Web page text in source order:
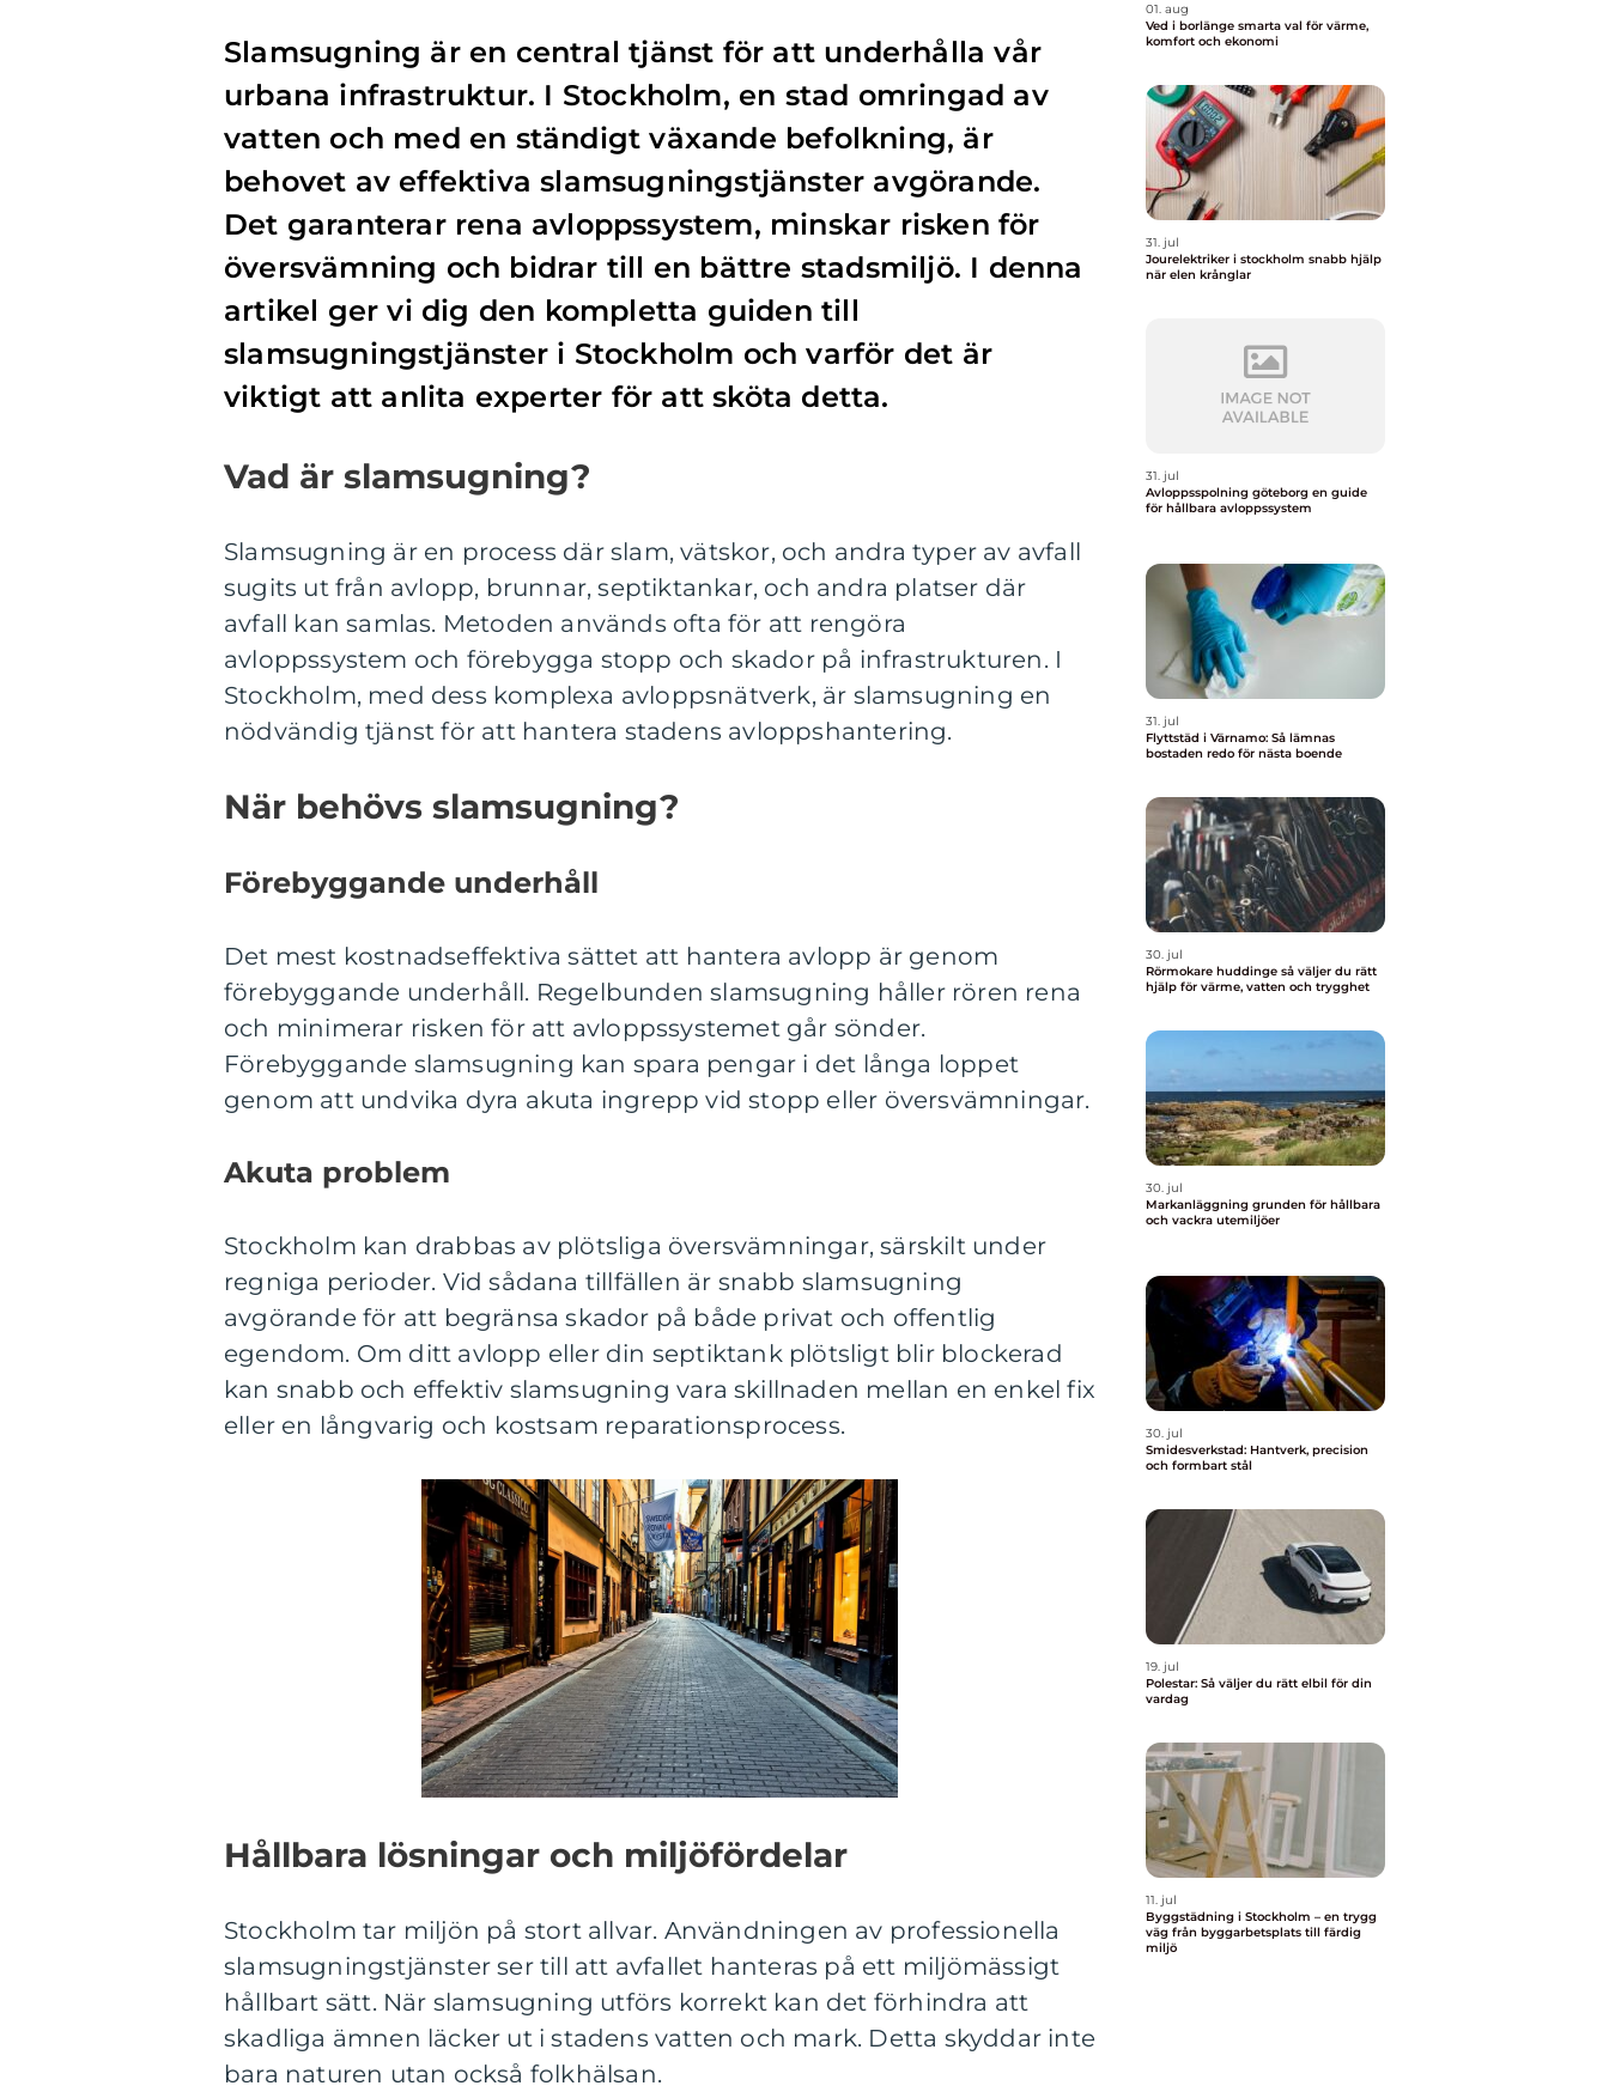
Slamsugning är en central tjänst för att underhålla vår
urbana infrastruktur. I Stockholm, en stad omringad av
vatten och med en ständigt växande befolkning, är
behovet av effektiva slamsugningstjänster avgörande.
Det garanterar rena avloppssystem, minskar risken för
översvämning och bidrar till en bättre stadsmiljö. I denna
artikel ger vi dig den kompletta guiden till
slamsugningstjänster i Stockholm och varför det är
viktigt att anlita experter för att sköta detta.
Vad är slamsugning?
Slamsugning är en process där slam, vätskor, och andra typer av avfall
sugits ut från avlopp, brunnar, septiktankar, och andra platser där
avfall kan samlas. Metoden används ofta för att rengöra
avloppssystem och förebygga stopp och skador på infrastrukturen. I
Stockholm, med dess komplexa avloppsnätverk, är slamsugning en
nödvändig tjänst för att hantera stadens avloppshantering.
När behövs slamsugning?
Förebyggande underhåll
Det mest kostnadseffektiva sättet att hantera avlopp är genom
förebyggande underhåll. Regelbunden slamsugning håller rören rena
och minimerar risken för att avloppssystemet går sönder.
Förebyggande slamsugning kan spara pengar i det långa loppet
genom att undvika dyra akuta ingrepp vid stopp eller översvämningar.
Akuta problem
Stockholm kan drabbas av plötsliga översvämningar, särskilt under
regniga perioder. Vid sådana tillfällen är snabb slamsugning
avgörande för att begränsa skador på både privat och offentlig
egendom. Om ditt avlopp eller din septiktank plötsligt blir blockerad
kan snabb och effektiv slamsugning vara skillnaden mellan en enkel fix
eller en långvarig och kostsam reparationsprocess.
Hållbara lösningar och miljöfördelar
Stockholm tar miljön på stort allvar. Användningen av professionella
slamsugningstjänster ser till att avfallet hanteras på ett miljömässigt
hållbart sätt. När slamsugning utförs korrekt kan det förhindra att
skadliga ämnen läcker ut i stadens vatten och mark. Detta skyddar inte
bara naturen utan också folkhälsan.
01. aug
Ved i borlänge smarta val för värme,
komfort och ekonomi
31. jul
Jourelektriker i stockholm snabb hjälp
när elen krånglar
31. jul
Avloppsspolning göteborg en guide
för hållbara avloppssystem
31. jul
Flyttstäd i Värnamo: Så lämnas
bostaden redo för nästa boende
30. jul
Rörmokare huddinge så väljer du rätt
hjälp för värme, vatten och trygghet
30. jul
Markanläggning grunden för hållbara
och vackra utemiljöer
30. jul
Smidesverkstad: Hantverk, precision
och formbart stål
19. jul
Polestar: Så väljer du rätt elbil för din
vardag
11. jul
Byggstädning i Stockholm – en trygg
väg från byggarbetsplats till färdig
miljö